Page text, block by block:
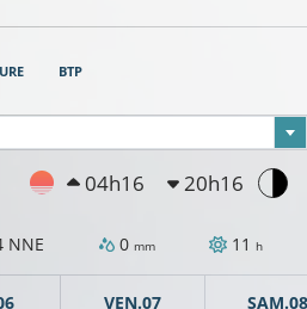
BTP
04h16 20h16
NNE 0 mm 11 h
VEN.07 SAM.08